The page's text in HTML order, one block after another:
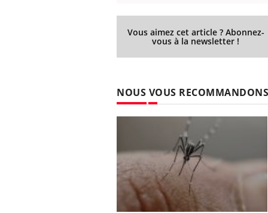
Vous aimez cet article ? Abonnez-
vous à la newsletter !
NOUS VOUS RECOMMANDONS